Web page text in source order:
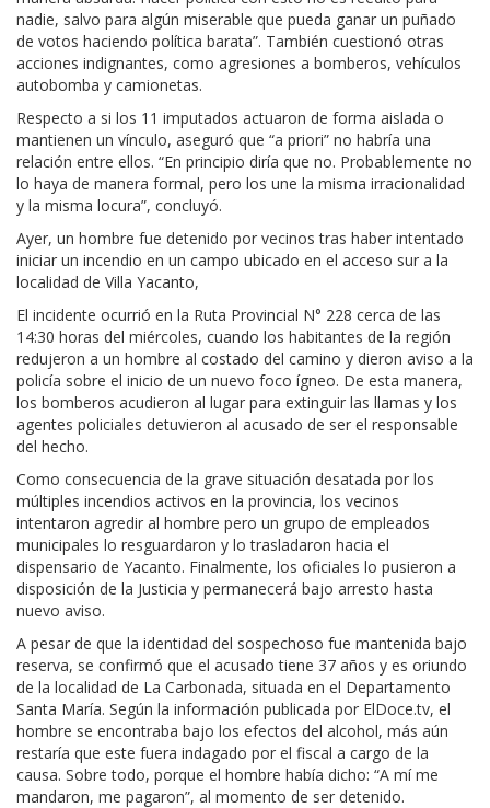
nadie, salvo para algún miserable que pueda ganar un puñado
de votos haciendo política barata”. También cuestionó otras
acciones indignantes, como agresiones a bomberos, vehículos
autobomba y camionetas.
Respecto a si los 11 imputados actuaron de forma aislada o
mantienen un vínculo, aseguró que “a priori” no habría una
relación entre ellos. “En principio diría que no. Probablemente no
lo haya de manera formal, pero los une la misma irracionalidad
y la misma locura”, concluyó.
Ayer, un hombre fue detenido por vecinos tras haber intentado
iniciar un incendio en un campo ubicado en el acceso sur a la
localidad de Villa Yacanto,
El incidente ocurrió en la Ruta Provincial N° 228 cerca de las
14:30 horas del miércoles, cuando los habitantes de la región
redujeron a un hombre al costado del camino y dieron aviso a la
policía sobre el inicio de un nuevo foco ígneo. De esta manera,
los bomberos acudieron al lugar para extinguir las llamas y los
agentes policiales detuvieron al acusado de ser el responsable
del hecho.
Como consecuencia de la grave situación desatada por los
múltiples incendios activos en la provincia, los vecinos
intentaron agredir al hombre pero un grupo de empleados
municipales lo resguardaron y lo trasladaron hacia el
dispensario de Yacanto. Finalmente, los oficiales lo pusieron a
disposición de la Justicia y permanecerá bajo arresto hasta
nuevo aviso.
A pesar de que la identidad del sospechoso fue mantenida bajo
reserva, se confirmó que el acusado tiene 37 años y es oriundo
de la localidad de La Carbonada, situada en el Departamento
Santa María. Según la información publicada por ElDoce.tv, el
hombre se encontraba bajo los efectos del alcohol, más aún
restaría que este fuera indagado por el fiscal a cargo de la
causa. Sobre todo, porque el hombre había dicho: “A mí me
mandaron, me pagaron”, al momento de ser detenido.